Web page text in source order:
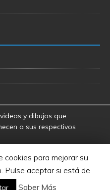
y dibujos que
a sus respectivos
manifestadas por los
blog
de Disney - Lucasfilms
para mejorar su
Pulse aceptar si está de
Saber Más